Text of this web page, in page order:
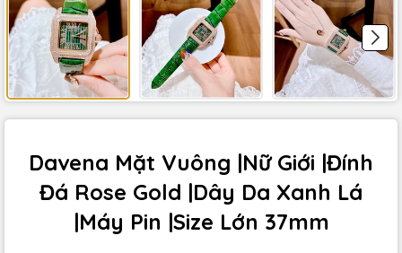
Davena Mặt Vuông |Nữ Giới |Đính
Đá Rose Gold |Dây Da Xanh Lá
|Máy Pin |Size Lớn 37mm